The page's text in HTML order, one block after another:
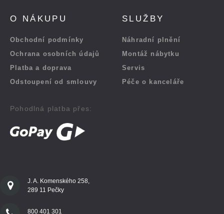
O NÁKUPU
Obchodní podmínky
Ochrana osobních údajů
Platba a doprava
Odstoupení od smlouvy
Pohodlná platba přes:
SLUŽBY
Náhradní plnění
Montáž nábytku
Servis
Péče o kanceláře
J. A. Komenského 258,
289 11 Pečky
800 401 301